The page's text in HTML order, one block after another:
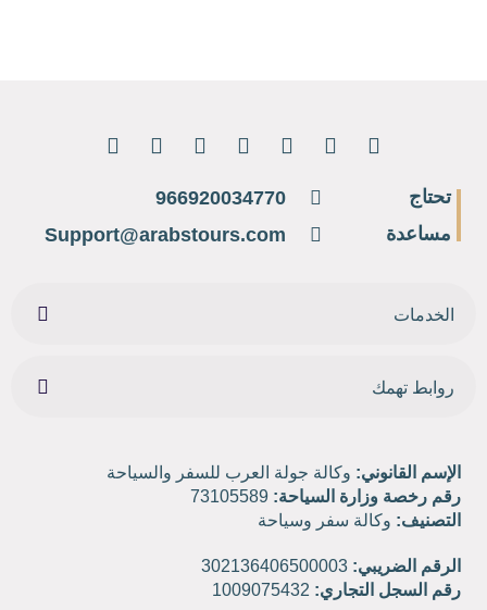
تحتاج
مساعدة
966920034770
Support@arabstours.com
الخدمات
روابط تهمك
الإسم القانوني: وكالة جولة العرب للسفر والسياحة
رقم رخصة وزارة السياحة:
التصنيف: وكالة سفر وسياحة
الرقم الضريبي:
رقم السجل التجاري: